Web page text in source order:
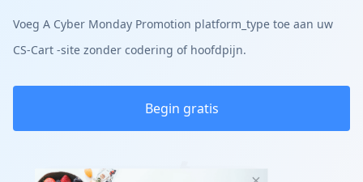
Voeg A Cyber Monday Promotion platform_type toe aan uw
CS-Cart -site zonder codering of hoofdpijn.
Begin gratis